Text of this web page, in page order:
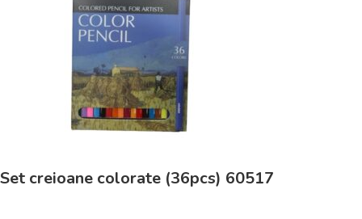
Set creioane colorate (36pcs) 60517